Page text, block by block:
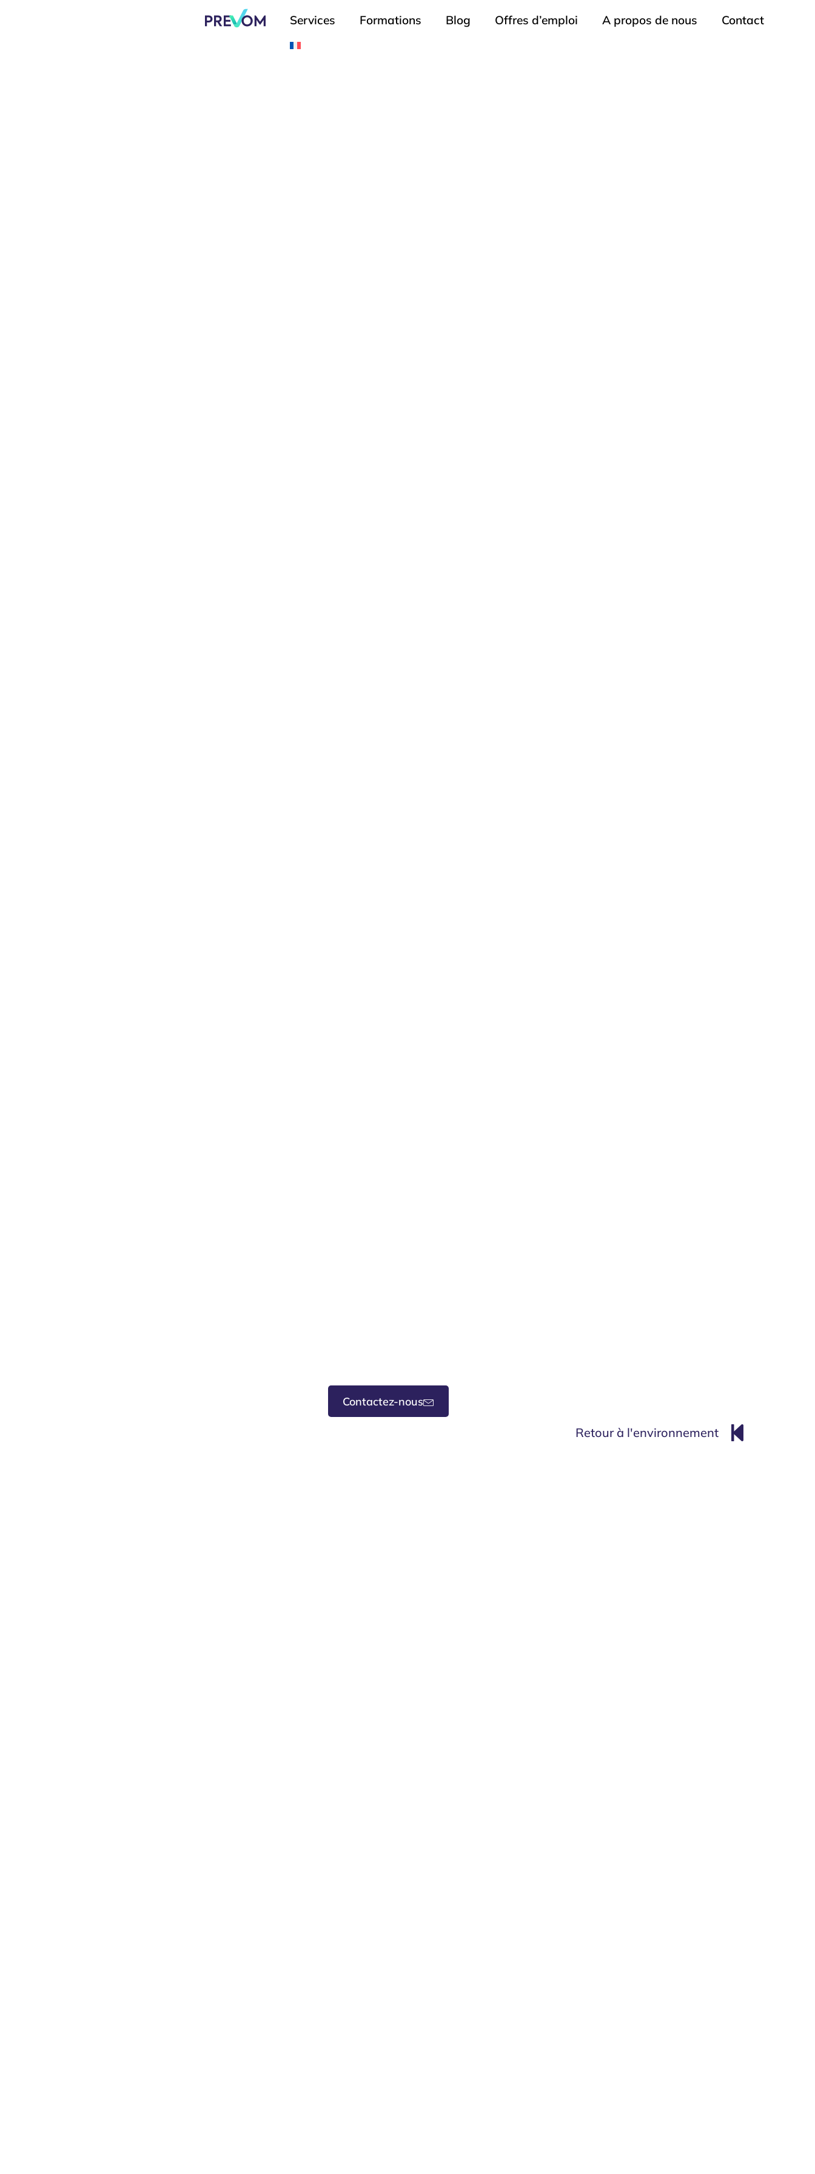
Services Formations Blog Offres d’emploi A propos de nous Contact
Contactez-nous
Retour à l'environnement